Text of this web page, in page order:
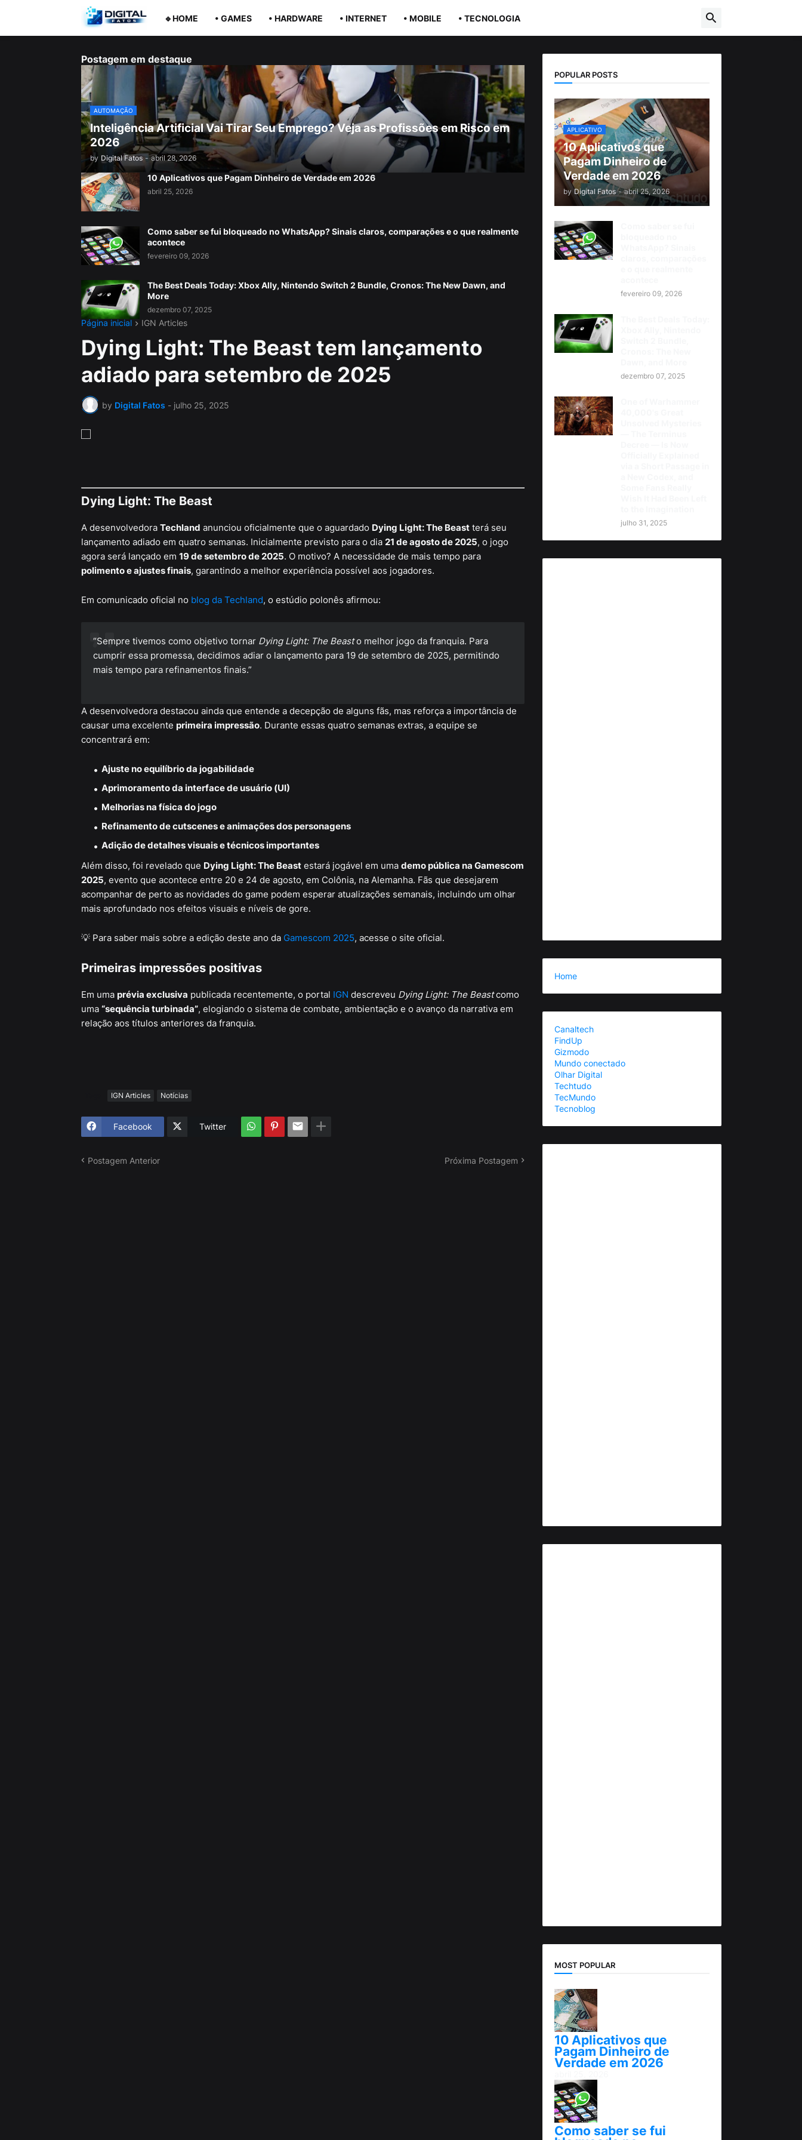
🔹HOME • GAMES • HARDWARE • INTERNET • MOBILE • TECNOLOGIA
Postagem em destaque
AUTOMAÇÃO
Inteligência Artificial Vai Tirar Seu Emprego? Veja as Profissões em Risco em
2026
by Digital Fatos - abril 28, 2026
10 Aplicativos que Pagam Dinheiro de Verdade em 2026
abril 25, 2026
Como saber se fui bloqueado no WhatsApp? Sinais claros, comparações e o que realmente
acontece
fevereiro 09, 2026
The Best Deals Today: Xbox Ally, Nintendo Switch 2 Bundle, Cronos: The New Dawn, and
More
dezembro 07, 2025
Página inicial IGN Articles
Dying Light: The Beast tem lançamento
adiado para setembro de 2025
by Digital Fatos - julho 25, 2025
Dying Light: The Beast
A desenvolvedora Techland anunciou oficialmente que o aguardado Dying Light: The Beastterá seu
lançamento adiado em quatro semanas. Inicialmente previsto para o dia 21 de agosto de 2025, o jogo
agora será lançado em 19 de setembro de 2025. O motivo? A necessidade de mais tempo para
polimento e ajustes finais, garantindo a melhor experiência possível aos jogadores.
Em comunicado oficial no blog da Techland, o estúdio polonês afirmou:
“Sempre tivemos como objetivo tornar Dying Light: The Beasto melhor jogo da franquia. Para
cumprir essa promessa, decidimos adiar o lançamento para 19 de setembro de 2025, permitindo
mais tempo para refinamentos finais.”
A desenvolvedora destacou ainda que entende a decepção de alguns fãs, mas reforça a importância de
causar uma excelente primeira impressão. Durante essas quatro semanas extras, a equipe se
concentrará em:
Ajuste no equilíbrio da jogabilidade
Aprimoramento da interface de usuário (UI)
Melhorias na física do jogo
Refinamento de cutscenes e animações dos personagens
Adição de detalhes visuais e técnicos importantes
Além disso, foi revelado que Dying Light: The Beastestará jogável em uma demo pública na Gamescom
2025, evento que acontece entre 20 e 24 de agosto, em Colônia, na Alemanha. Fãs que desejarem
acompanhar de perto as novidades do game podem esperar atualizações semanais, incluindo um olhar
mais aprofundado nos efeitos visuais e níveis de gore.
💡 Para saber mais sobre a edição deste ano da Gamescom 2025, acesse o site oficial.
Primeiras impressões positivas
Em uma prévia exclusiva publicada recentemente, o portal IGN descreveu Dying Light: The Beastcomo
uma “sequência turbinada”, elogiando o sistema de combate, ambientação e o avanço da narrativa em
relação aos títulos anteriores da franquia.
IGN Articles Notícias
Facebook Twitter
Postagem Anterior Próxima Postagem
POPULAR POSTS
APLICATIVO
10 Aplicativos que
Pagam Dinheiro de
Verdade em 2026
by Digital Fatos - abril 25, 2026
fevereiro 09, 2026
dezembro 07, 2025
julho 31, 2025
Home
Canaltech
FindUp
Gizmodo
Mundo conectado
Olhar Digital
Techtudo
TecMundo
Tecnoblog
MOST POPULAR
10 Aplicativos que
Pagam Dinheiro de
Verdade em 2026
Como saber se fui